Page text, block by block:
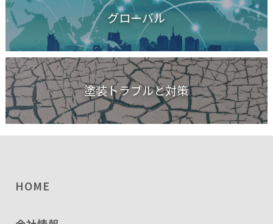
グローバル
塗装トラブルと対策
HOME